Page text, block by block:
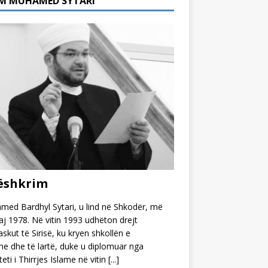
Bardhyl Sytari, u lind në Shkodër, më
1978. Në vitin 1993 udhëton drejt
të Sirisë, ku kryen shkollën e
dhe të lartë, duke u diplomuar nga
i Thirrjes Islame në vitin [...]